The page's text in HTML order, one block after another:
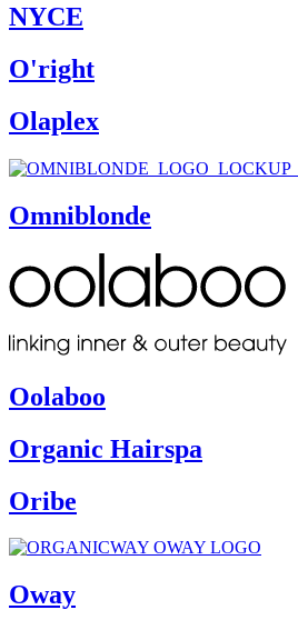
NYCE
O'right
Olaplex
Omniblonde
Oolaboo
Organic Hairspa
Oribe
Oway